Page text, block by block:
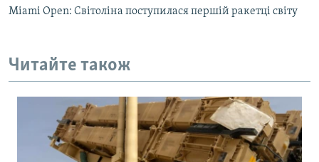
Miami Open: Світоліна поступилася першій ракетці світу
Читайте також